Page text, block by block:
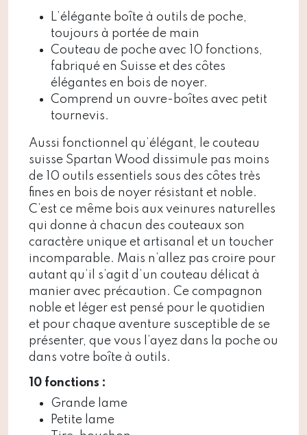
L’élégante boîte à outils de poche,
toujours à portée de main
Couteau de poche avec 10 fonctions,
fabriqué en Suisse et des côtes
élégantes en bois de noyer.
Comprend un ouvre-boîtes avec petit
tournevis.
Aussi fonctionnel qu’élégant, le couteau
suisse Spartan Wood dissimule pas moins
de 10 outils essentiels sous des côtes très
fines en bois de noyer résistant et noble.
C’est ce même bois aux veinures naturelles
qui donne à chacun des couteaux son
caractère unique et artisanal et un toucher
incomparable. Mais n’allez pas croire pour
autant qu’il s’agit d’un couteau délicat à
manier avec précaution. Ce compagnon
noble et léger est pensé pour le quotidien
et pour chaque aventure susceptible de se
présenter, que vous l’ayez dans la poche ou
dans votre boîte à outils.
10 fonctions :
Grande lame
Petite lame